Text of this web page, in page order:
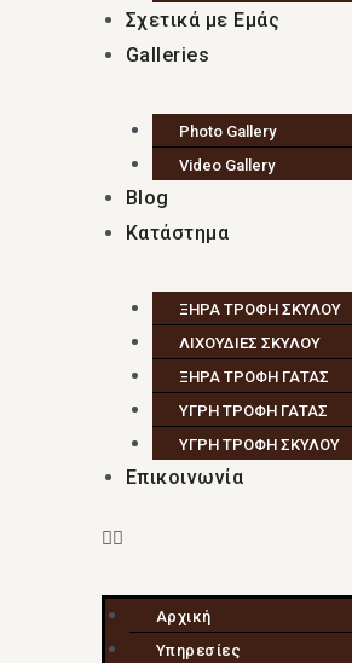
Σχετικά με Εμάς
Galleries
Photo Gallery
Video Gallery
Blog
Κατάστημα
ΞΗΡΑ ΤΡΟΦΗ ΣΚΥΛΟΥ
ΛΙΧΟΥΔΙΕΣ ΣΚΥΛΟΥ
ΞΗΡΑ ΤΡΟΦΗ ΓΑΤΑΣ
ΥΓΡΗ ΤΡΟΦΗ ΓΑΤΑΣ
ΥΓΡΗ ΤΡΟΦΗ ΣΚΥΛΟΥ
Επικοινωνία
Αρχική
Υπηρεσίες